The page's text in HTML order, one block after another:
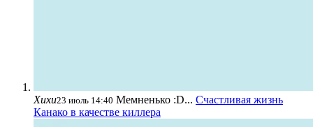
Хихи23 июль 14:40 Мемненько :D... Счастливая жизнь
Канако в качестве киллера